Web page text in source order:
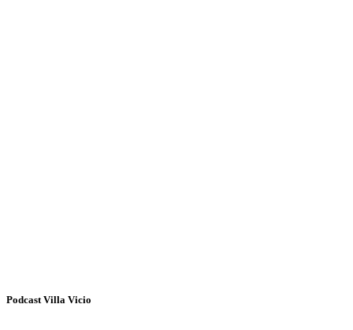
Podcast Villa Vicio